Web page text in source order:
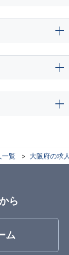
一覧 大阪府の求
ら
ム